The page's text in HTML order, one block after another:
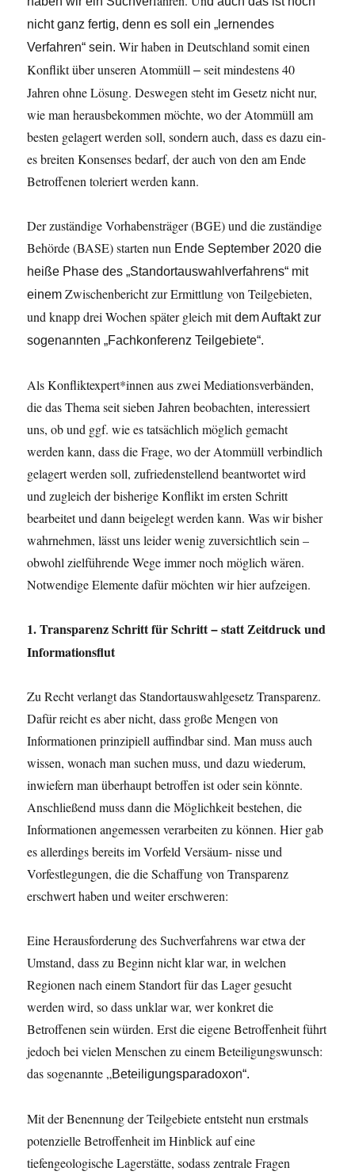
nicht ganz fertig, denn essollein„lernendes
Verfahren“ sein. Wir haben in Deutschland somit einen
Konflikt über unseren Atommüll– seit mindestens 40
Jahren ohne Lösung. Deswegen steht im Gesetz nicht nur,
wie man herausbekommen möchte, wo der Atommüll am
besten gelagert werden soll, sondern auch, dass es dazu ein-
es breiten Konsenses bedarf, der auch von den am Ende
Betroffenen toleriert werden kann.
Der zuständige Vorhabensträger (BGE) und die zuständige
Behörde (BASE) starten nun Ende September 2020 die
heiße Phase des „Standortauswahlverfahrens“ mit
einem Zwischenbericht zur Ermittlung von Teilgebieten,
und knapp drei Wochen später gleich mitdemAuftakt zur
sogenannten „Fachkonferenz Teilgebiete“.
Als Konfliktexpert*innen aus zwei Mediationsverbänden,
die das Thema seit sieben Jahren beobachten, interessiert
uns, ob und ggf. wie es tatsächlich möglich gemacht
werden kann, dass die Frage, wo der Atommüll verbindlich
gelagert werden soll, zufriedenstellend beantwortet wird
und zugleich der bisherige Konflikt im ersten Schritt
bearbeitet und dann beigelegt werden kann. Was wir bisher
wahrnehmen, lässt uns leider wenig zuversichtlich sein –
obwohl zielführende Wege immer noch möglich wären.
Notwendige Elemente dafür möchten wir hier aufzeigen.
1. Transparenz Schritt für Schritt– statt Zeitdruck und
Informationsflut
Zu Recht verlangt das Standortauswahlgesetz Transparenz.
Dafür reicht es aber nicht, dass große Mengen von
Informationen prinzipiell auffindbar sind. Man muss auch
wissen, wonach man suchen muss, und dazu wiederum,
inwiefern man überhaupt betroffen ist oder sein könnte.
Anschließend muss dann die Möglichkeit bestehen, die
Informationen angemessen verarbeiten zu können. Hier gab
es allerdings bereits im Vorfeld Versäum- nisse und
Vorfestlegungen, die die Schaffung von Transparenz
erschwert haben und weiter erschweren:
Eine Herausforderung des Suchverfahrens war etwa der
Umstand, dass zu Beginn nicht klar war, in welchen
Regionen nach einem Standort für das Lager gesucht
werden wird, so dass unklar war, wer konkret die
Betroffenen sein würden. Erst die eigene Betroffenheit führt
jedoch bei vielen Menschen zu einem Beteiligungswunsch:
das sogenannte „Beteiligungsparadoxon“.
Mit der Benennung der Teilgebiete entsteht nun erstmals
potenzielle Betroffenheit im Hinblick auf eine
tiefengeologische Lagerstätte, sodass zentrale Fragen